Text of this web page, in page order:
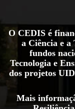
O CEDIS é
a Ciência e
fundos
Tecnologia e
dos projetos
Mais